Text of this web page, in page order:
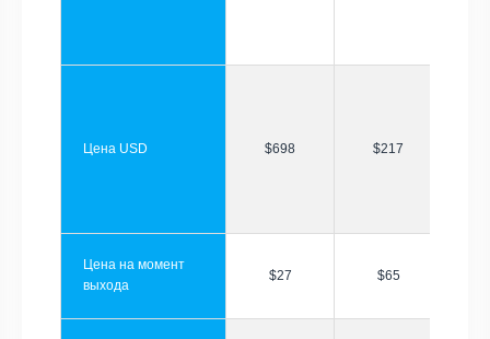
Цена USD $698 $217
Цена на момент
выхода
$27 $65